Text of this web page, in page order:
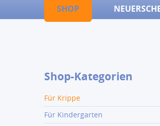
SHOP
Shop-Kategorien
Für Krippe
Für Kindergarten